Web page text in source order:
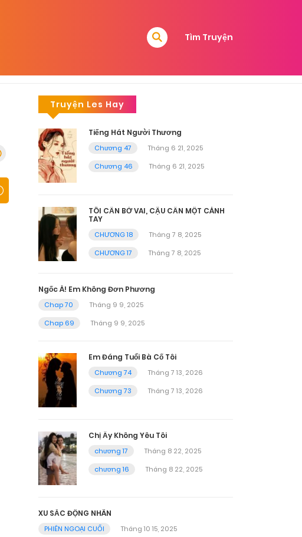
Tìm Truyện
Truyện Les Hay
Tiếng Hát Người Thương
Chương 47
Tháng 6 21, 2025
Chương 46
Tháng 6 21, 2025
TÔI CẦN BỜ VAI, CẬU CẦN MỘT CÁNH
TAY
CHƯƠNG 18
Tháng 7 8, 2025
CHƯƠNG 17
Tháng 7 8, 2025
Ngốc À! Em Không Đơn Phương
Chap 70
Tháng 9 9, 2025
Chap 69
Tháng 9 9, 2025
Em Đáng Tuổi Bà Cố Tôi
Chương 74
Tháng 7 13, 2026
Chương 73
Tháng 7 13, 2026
Chị Ấy Không Yêu Tôi
chương 17
Tháng 8 22, 2025
chương 16
Tháng 8 22, 2025
XU SẮC ĐỘNG NHÂN
PHIÊN NGOẠI CUỐI
Tháng 10 15, 2025